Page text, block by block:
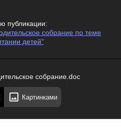
публикации:
собрание по теме
детей"
собрание.doc
Картинками